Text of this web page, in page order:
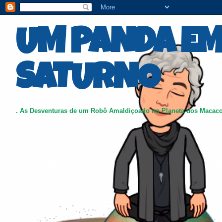
UM PANDA
SATURNO
. As Desventuras de um Robô Amaldiçoado no Planeta dos